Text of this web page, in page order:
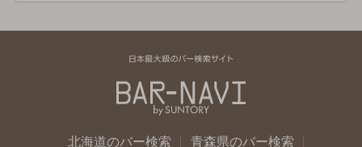
北海道のバー検索
青森県のバー検索